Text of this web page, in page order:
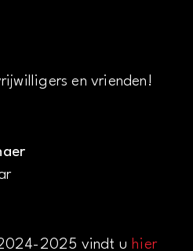
en vrienden!
2025 vindt uhier